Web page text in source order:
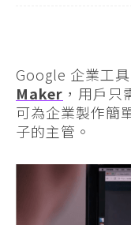
Google 企業工
Maker ，用戶
可為企業製作簡
子的主管。